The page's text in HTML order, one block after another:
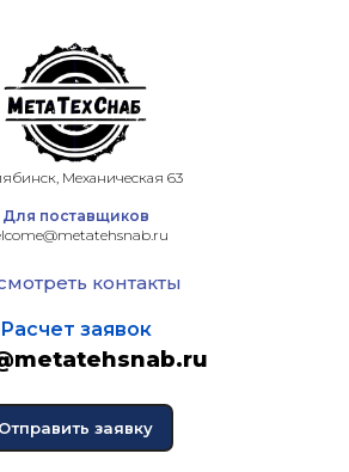
Механическая 63
Для поставщиков
контакты
Расчет заявок
Отправить заявку